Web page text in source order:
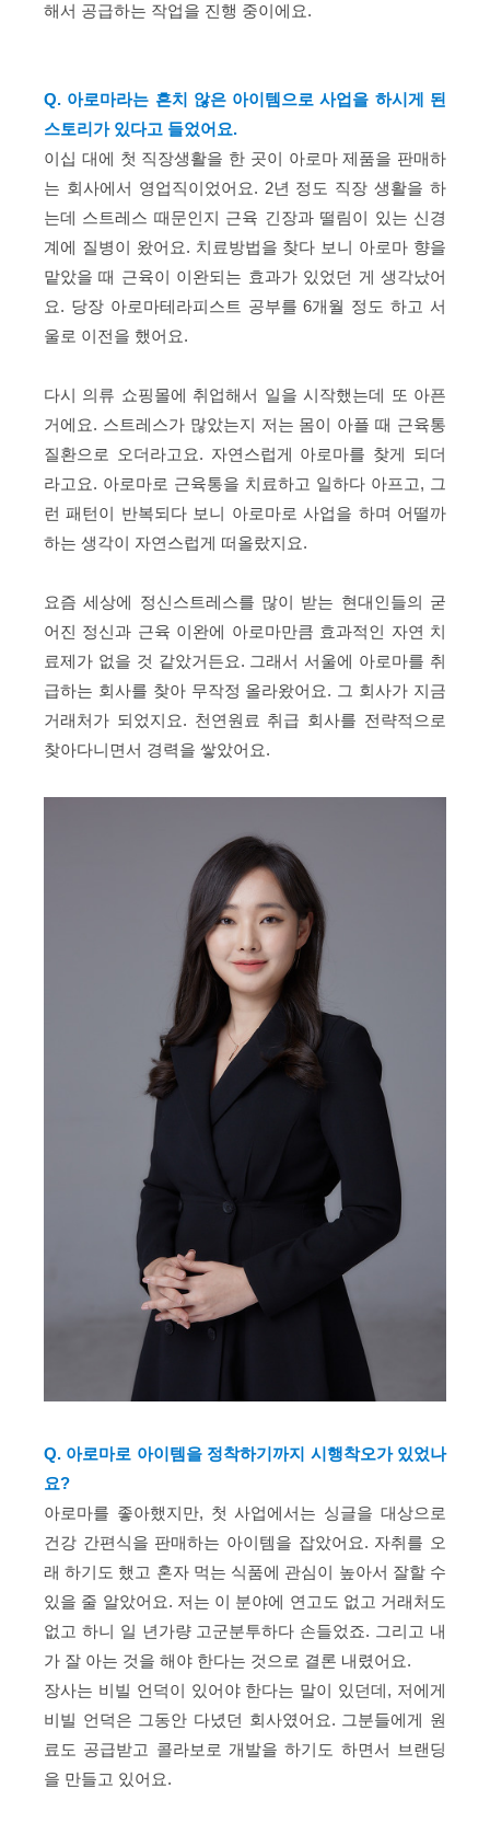
해서 공급하는 작업을 진행 중이에요.
Q. 아로마라는 흔치 않은 아이템으로 사업을 하시게 된
스토리가 있다고 들었어요.
이십 대에 첫 직장생활을 한 곳이 아로마 제품을 판매하
는 회사에서 영업직이었어요. 2년 정도 직장 생활을 하
는데 스트레스 때문인지 근육 긴장과 떨림이 있는 신경
계에 질병이 왔어요. 치료방법을 찾다 보니 아로마 향을
맡았을 때 근육이 이완되는 효과가 있었던 게 생각났어
요. 당장 아로마테라피스트 공부를 6개월 정도 하고 서
울로 이전을 했어요.
다시 의류 쇼핑몰에 취업해서 일을 시작했는데 또 아픈
거에요. 스트레스가 많았는지 저는 몸이 아플 때 근육통
질환으로 오더라고요. 자연스럽게 아로마를 찾게 되더
라고요. 아로마로 근육통을 치료하고 일하다 아프고, 그
런 패턴이 반복되다 보니 아로마로 사업을 하며 어떨까
하는 생각이 자연스럽게 떠올랐지요.
요즘 세상에 정신스트레스를 많이 받는 현대인들의 굳
어진 정신과 근육 이완에 아로마만큼 효과적인 자연 치
료제가 없을 것 같았거든요. 그래서 서울에 아로마를 취
급하는 회사를 찾아 무작정 올라왔어요. 그 회사가 지금
거래처가 되었지요. 천연원료 취급 회사를 전략적으로
찾아다니면서 경력을 쌓았어요.
Q. 아로마로 아이템을 정착하기까지 시행착오가 있었나
요?
아로마를 좋아했지만, 첫 사업에서는 싱글을 대상으로
건강 간편식을 판매하는 아이템을 잡았어요. 자취를 오
래 하기도 했고 혼자 먹는 식품에 관심이 높아서 잘할 수
있을 줄 알았어요. 저는 이 분야에 연고도 없고 거래처도
없고 하니 일 년가량 고군분투하다 손들었죠. 그리고 내
가 잘 아는 것을 해야 한다는 것으로 결론 내렸어요.
장사는 비빌 언덕이 있어야 한다는 말이 있던데, 저에게
비빌 언덕은 그동안 다녔던 회사였어요. 그분들에게 원
료도 공급받고 콜라보로 개발을 하기도 하면서 브랜딩
을 만들고 있어요.